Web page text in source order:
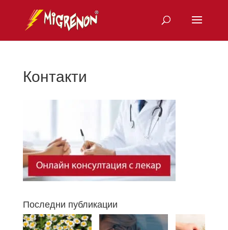
Контакти
Последни публикации